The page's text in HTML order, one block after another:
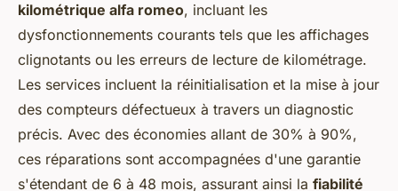
kilométrique alfa romeo, incluant les
dysfonctionnements courants tels que les affichages
clignotants ou les erreurs de lecture de kilométrage.
Les services incluent la réinitialisation et la mise à jour
des compteurs défectueux à travers un diagnostic
précis. Avec des économies allant de 30% à 90%,
ces réparations sont accompagnées d'une garantie
s'étendant de 6 à 48 mois, assurant ainsi la fiabilité